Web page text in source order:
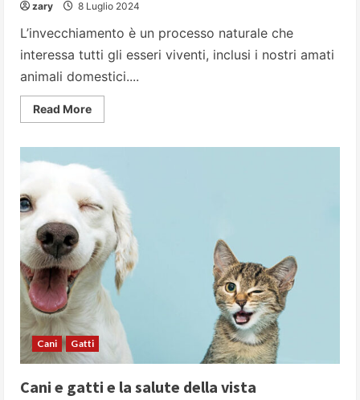
zary 8 Luglio 2024
L’invecchiamento è un processo naturale che
interessa tutti gli esseri viventi, inclusi i nostri amati
animali domestici....
Read MoreRead
more
l’invecchiamento
cerebrale
Cani Gatti
Cani e gatti e la salute della vista